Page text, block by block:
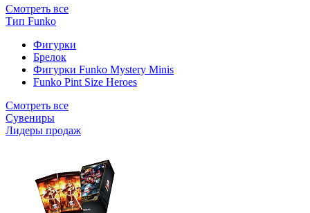
Смотреть все
Тип Funko
Фигурки
Брелок
Фигурки Funko Mystery Minis
Funko Pint Size Heroes
Смотреть все
Сувениры
Лидеры продаж